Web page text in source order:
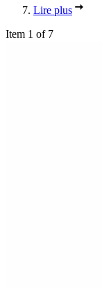
Lire plus
Item 1 of 7